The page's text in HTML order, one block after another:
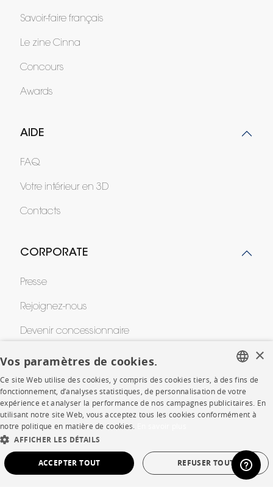
Savoir-faire français
Le zine Cinna
Concours
Awards
AIDE
FAQ
Votre intérieur en 3D
Contacts
CORPORATE
Presse
Rejoignez-nous
Devenir concessionnaire
SHOP
Points de vente
Garanties et SAV
Ventes privées
FRENCH
ENGLISH
SPANISH
×
Vos paramètres de cookies.
Ce site Web utilise des cookies, y compris des cookies tiers, à des fins de
fonctionnement, d’analyses statistiques, de personnalisation de votre
expérience et analyser la performance de nos campagnes publicitaires. En
utilisant notre site Web, vous acceptez tous les cookies conformément à
notre politique en matière de cookies.
AFFICHER LES DÉTAILS
ACCEPTER TOUT REFUSER TOUT